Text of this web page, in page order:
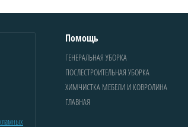
Помощь
ГЕНЕРАЛЬНАЯ УБОРКА
ПОСЛЕСТРОИТЕЛЬНАЯ УБОРКА
ХИМЧИСТКА МЕБЕЛИ И КОВРОЛИНА
ГЛАВНАЯ